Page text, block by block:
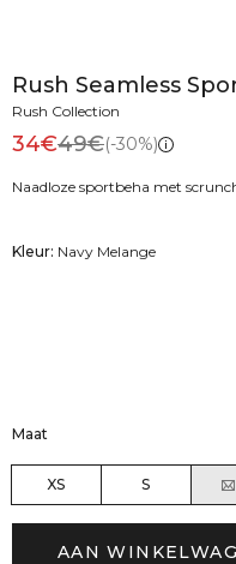
Rush Seamless
Rush Collection
34€49€(-30%)
Naadloze sportbeha met
Kleur: Navy Melange
Maat
XS S
AAN